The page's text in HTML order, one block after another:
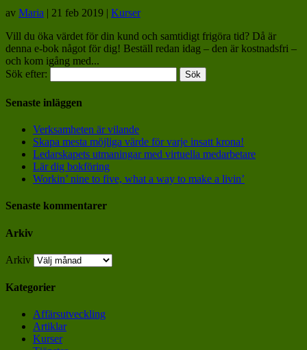
av Maria | 21 feb 2019 | Kurser
Vill du öka värdet för din kund och samtidigt frigöra tid? Då är
denna e-bok något för dig! Beställ redan idag – den är kostnadsfri –
och kom igång med...
Sök efter:
Senaste inläggen
Verksamheten är vilande
Skapa mesta möjliga värde för varje insatt krona!
Ledarskapets utmaningar med virtuella medarbetare
Lär dig bokföring
Workin’ nine to five, what a way to make a livin’
Senaste kommentarer
Arkiv
Arkiv
Kategorier
Affärsutveckling
Artiklar
Kurser